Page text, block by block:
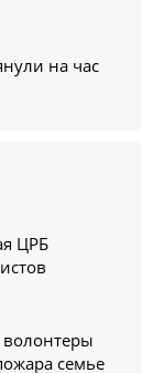
на час
ЦРБ
семье